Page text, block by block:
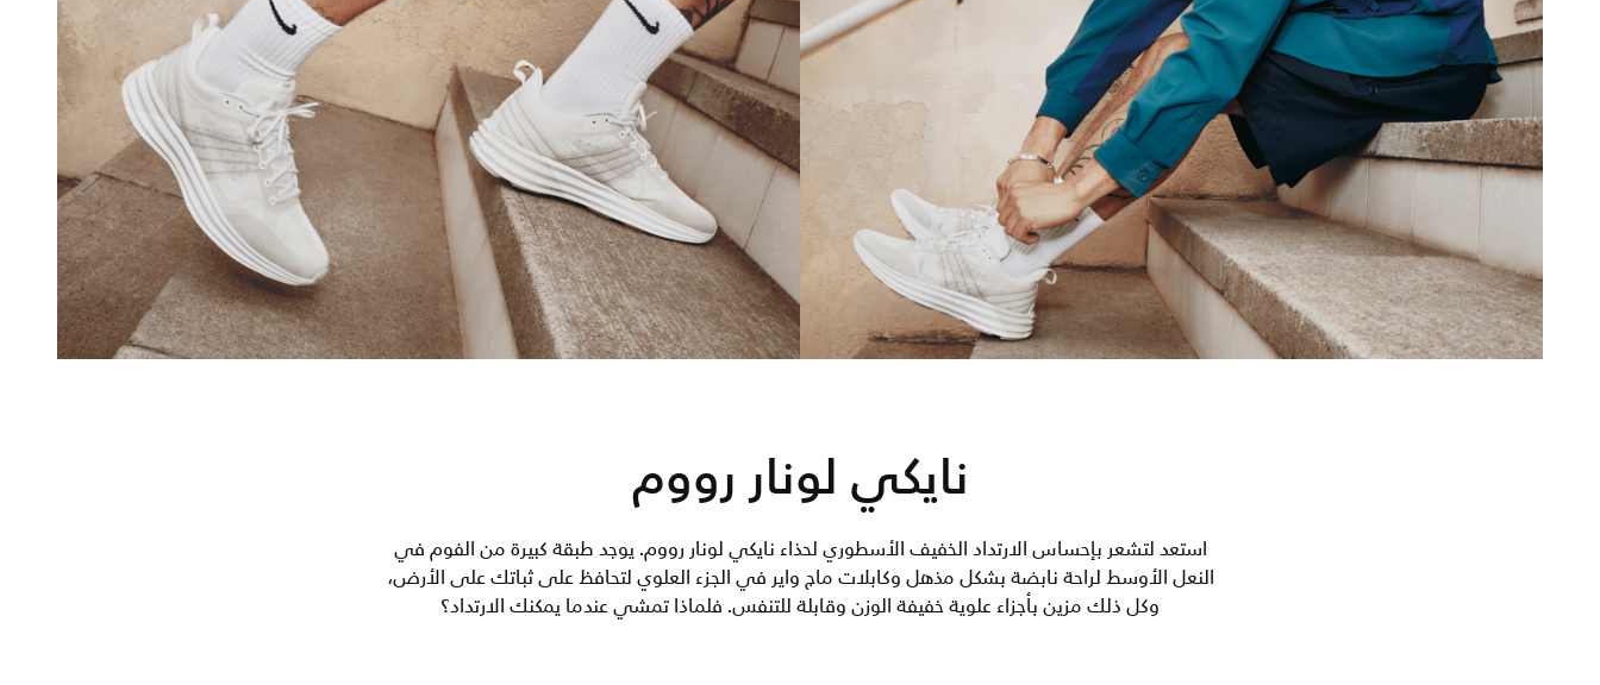
نايكي لونار رووم
استعد لتشعر بإحساس الارتداد الخفيف الأسطوري لحذاء نايكي لونار رووم. يوجد طبقة كبيرة من الفوم في
النعل الأوسط لراحة نابضة بشكل مذهل وكابلات ماج واير في الجزء العلوي لتحافظ على ثباتك على الأرض،
وكل ذلك مزين بأجزاء علوية خفيفة الوزن وقابلة للتنفس. فلماذا تمشي عندما يمكنك الارتداد؟